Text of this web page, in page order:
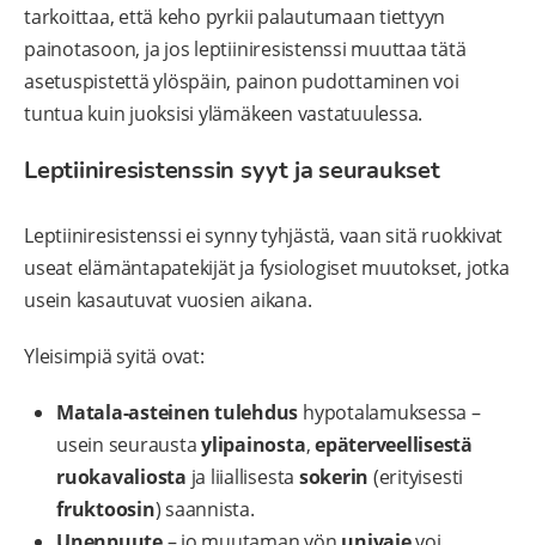
tarkoittaa, että keho pyrkii palautumaan tiettyyn
painotasoon, ja jos leptiiniresistenssi muuttaa tätä
asetuspistettä ylöspäin, painon pudottaminen voi
tuntua kuin juoksisi ylämäkeen vastatuulessa.
Leptiiniresistenssin syyt ja seuraukset
Leptiiniresistenssi ei synny tyhjästä, vaan sitä ruokkivat
useat elämäntapatekijät ja fysiologiset muutokset, jotka
usein kasautuvat vuosien aikana.
Yleisimpiä syitä ovat:
Matala-asteinen tulehdus hypotalamuksessa –
usein seuraustaylipainosta,epäterveellisestä
ruokavaliosta ja liiallisesta sokerin (erityisesti
fruktoosin) saannista.